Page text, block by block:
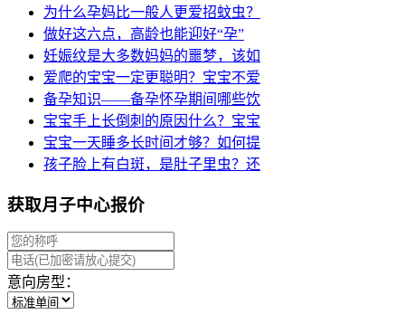
为什么孕妈比一般人更爱招蚊虫？
做好这六点，高龄也能迎好“孕”
妊娠纹是大多数妈妈的噩梦，该如
爱爬的宝宝一定更聪明？宝宝不爱
备孕知识——备孕怀孕期间哪些饮
宝宝手上长倒刺的原因什么？宝宝
宝宝一天睡多长时间才够？如何提
孩子脸上有白斑，是肚子里虫？还
获取月子中心报价
意向房型：